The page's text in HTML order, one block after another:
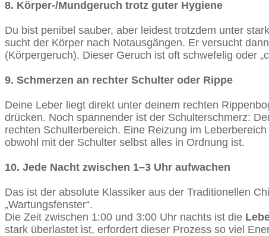
8. Körper-/Mundgeruch trotz guter Hygiene
Du bist penibel sauber, aber leidest trotzdem unter
sucht der Körper nach Notausgängen. Er versucht
(Körpergeruch). Dieser Geruch ist oft schwefelig oder
9. Schmerzen an rechter Schulter oder Rippe
Deine Leber liegt direkt unter deinem rechten
drücken. Noch spannender ist der Schulterschmerz:
rechten Schulterbereich. Eine Reizung im
obwohl mit der Schulter selbst alles in Ordnung ist.
10. Jede Nacht zwischen 1–3 Uhr aufwachen
Das ist der absolute Klassiker aus der Traditionellen
„Wartungsfenster“.
Die Zeit zwischen 1:00 und 3:00 Uhr nachts ist die
stark überlastet ist, erfordert dieser Prozess so viel